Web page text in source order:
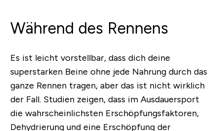
Während des Rennens
Es ist leicht vorstellbar, dass dich deine
superstarken Beine ohne jede Nahrung durch das
ganze Rennen tragen, aber das ist nicht wirklich
der Fall. Studien zeigen, dass im Ausdauersport
die wahrscheinlichsten Erschöpfungsfaktoren,
Dehydrierung und eine Erschöpfung der